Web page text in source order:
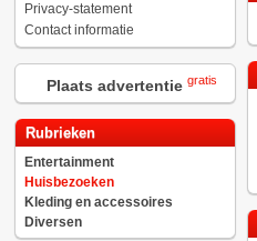
Privacy-statement
Contact informatie
Plaats advertentie gratis
Rubrieken
Entertainment
Huisbezoeken
Kleding en accessoires
Diversen